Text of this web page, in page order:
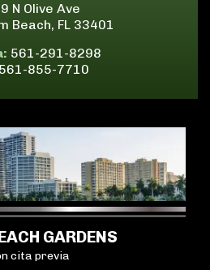
N Olive Ave
Beach, FL 33401
561-291-8298
561-855-7710
GARDENS
cita previa